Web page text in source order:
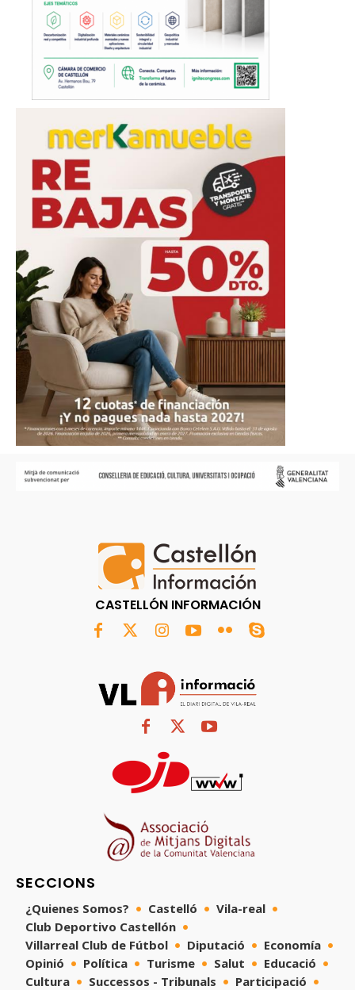
CASTELLÓN INFORMACIÓN
SECCIONS
¿Quienes Somos? Castelló
Vila-real
Club Deportivo Castellón
Villarreal Club de Fútbol
Diputació
Economía
Opinió
Política Turisme Salut
Educació
Cultura
Successos - Tribunals
Participació